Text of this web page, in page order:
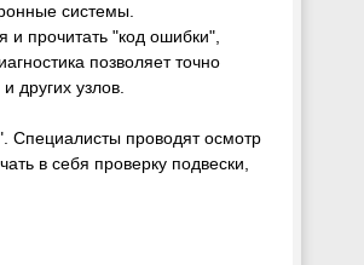
системы.
и прочитать "код ошибки",
позволяет точно
других узлов.
Специалисты проводят осмотр
в себя проверку подвески,